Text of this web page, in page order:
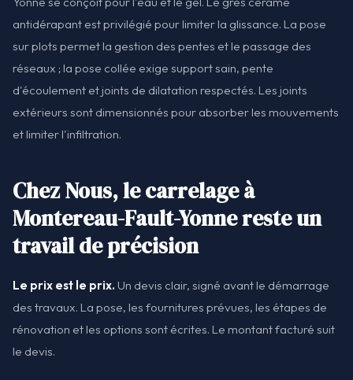
antidérapant est privilégié pour limiter la glissance. La pose
sur plots permet la gestion des pentes et le passage des
réseaux ; la pose collée exige support sain, pente
d'écoulement et joints de dilatation respectés. Les joints
extérieurs sont dimensionnés pour absorber les mouvements
et limiter l'infiltration.
Chez Nous, le carrelage à
Montereau-Fault-Yonne reste un
travail de précision
Le prix est le prix. Un devis clair, signé avant le démarrage
des travaux. La pose, les fournitures prévues, les étapes de
rénovation et les options sont écrites. Le montant facturé suit
le devis.